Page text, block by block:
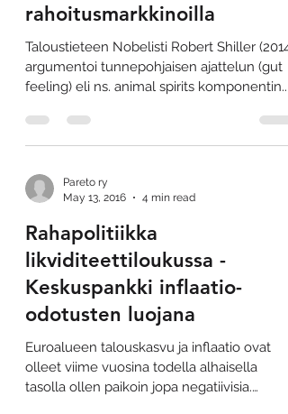
rahoitusmarkkinoilla
Taloustieteen Nobelisti Robert Shiller (2014)
argumentoi tunnepohjaisen ajattelun (gut
feeling) eli ns. animal spirits komponentin...
Pareto ry
May 13, 2016
4 min read
Rahapolitiikka
likviditeettiloukussa -
Keskuspankki inflaatio-
odotusten luojana
Euroalueen talouskasvu ja inflaatio ovat
olleet viime vuosina todella alhaisella
tasolla ollen paikoin jopa negatiivisia.